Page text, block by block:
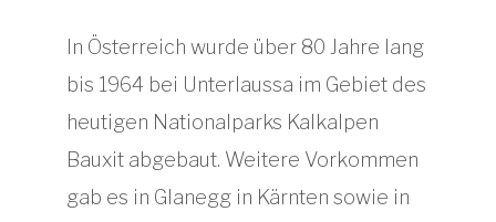
In Österreich wurde über 80 Jahre lang
bis 1964 bei Unterlaussa im Gebiet des
heutigen Nationalparks Kalkalpen
Bauxit abgebaut. Weitere Vorkommen
gab es in Glanegg in Kärnten sowie in